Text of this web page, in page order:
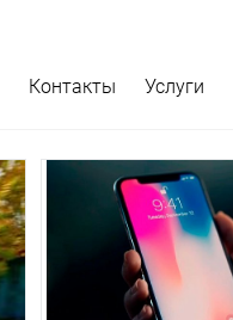
Контакты Услуги